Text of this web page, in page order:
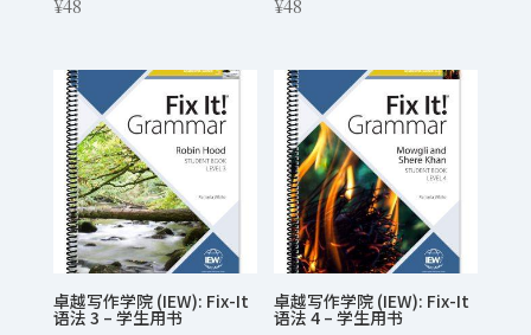
¥48
¥48
卓越写作学院 (IEW): Fix-It
语法 3 – 学生用书
卓越写作学院 (IEW): Fix-It
语法 4 – 学生用书